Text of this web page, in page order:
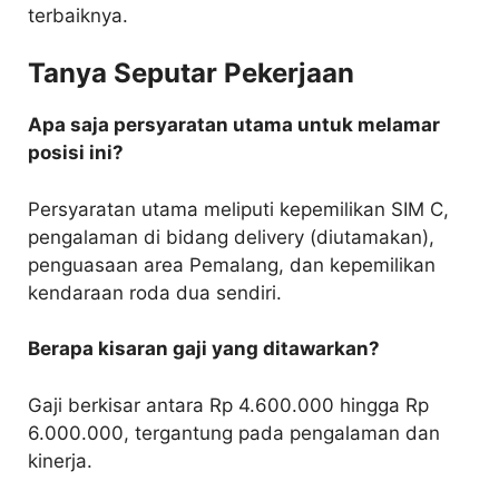
terbaiknya.
Tanya Seputar Pekerjaan
Apa saja persyaratan utama untuk melamar
posisi ini?
Persyaratan utama meliputi kepemilikan SIM C,
pengalaman di bidang delivery (diutamakan),
penguasaan area Pemalang, dan kepemilikan
kendaraan roda dua sendiri.
Berapa kisaran gaji yang ditawarkan?
Gaji berkisar antara Rp 4.600.000 hingga Rp
6.000.000, tergantung pada pengalaman dan
kinerja.